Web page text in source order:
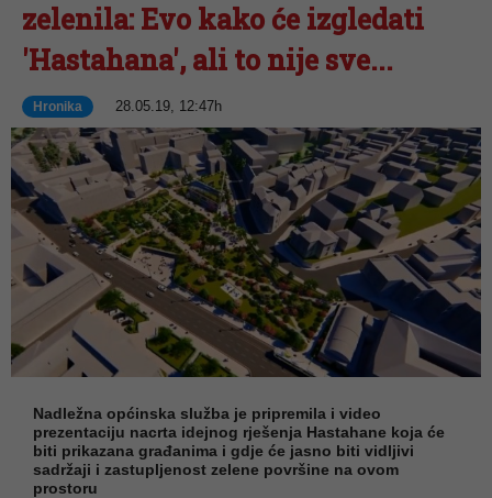
zelenila: Evo kako će izgledati
'Hastahana', ali to nije sve...
Hronika 28.05.19, 12:47h
Nadležna općinska služba je pripremila i video
prezentaciju nacrta idejnog rješenja Hastahane koja će
biti prikazana građanima i gdje će jasno biti vidljivi
sadržaji i zastupljenost zelene površine na ovom
prostoru